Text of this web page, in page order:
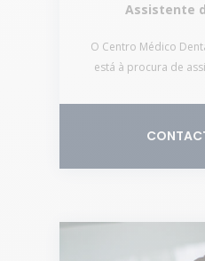
Assistente
O Centro Médico
está à procura de